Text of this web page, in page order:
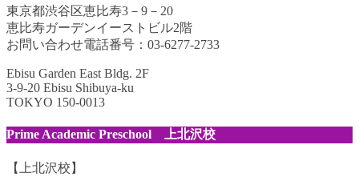
東京都渋谷区恵比寿3－9－20
恵比寿ガーデンイーストビル2階
お問い合わせ電話番号：03-6277-2733
Ebisu Garden East Bldg. 2F
3-9-20 Ebisu Shibuya-ku
TOKYO 150-0013
Prime Academic Preschool 上北沢校
【上北沢校】